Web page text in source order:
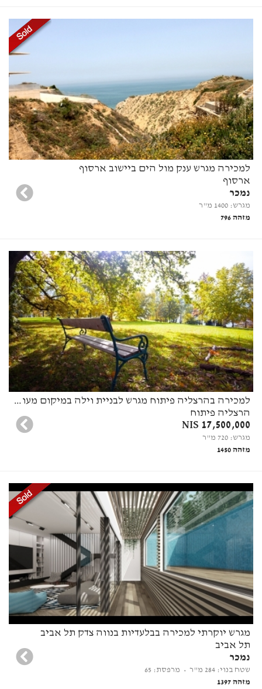
למכירה מגרש ענק מול הים ביישוב ארסוף
ארסוף
נמכר
מגרש: 1400 מ"ר
מזהה 796
למכירה בהרצליה פיתוח מגרש לבניית וילה במיקום מעולה
הרצליה פיתוח
17,500,000 NIS
מגרש: 720 מ"ר
מזהה 1450
מגרש יוקרתי למכירה בבלעדיות בנווה צדק תל אביב
תל אביב
נמכר
שטח בנוי: 284 מ"ר
• מרפסת: 65
מזהה 1397